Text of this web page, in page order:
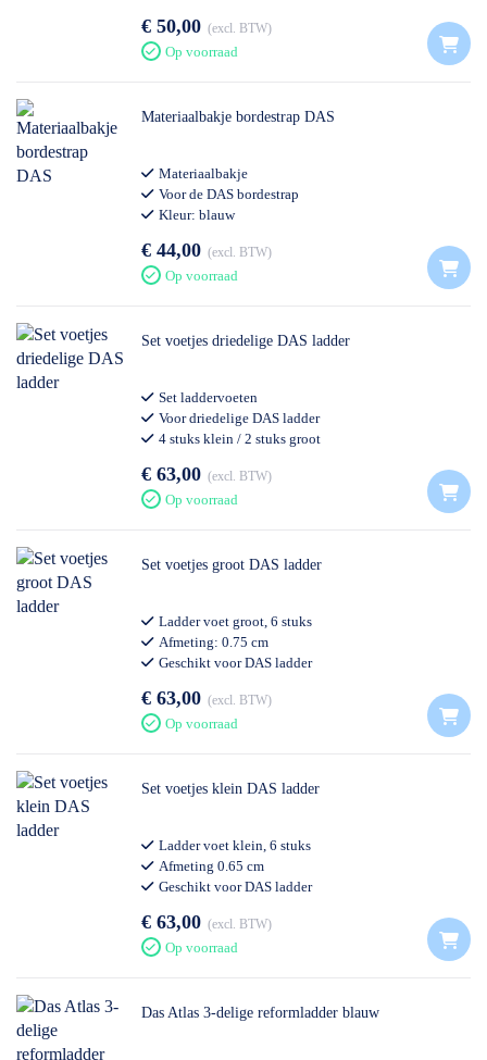
€ 50,00 excl. BTW
Op voorraad
Materiaalbakje bordestrap DAS
Materiaalbakje
Voor de DAS bordestrap
Kleur: blauw
€ 44,00 excl. BTW
Op voorraad
Set voetjes driedelige DAS ladder
Set laddervoeten
Voor driedelige DAS ladder
4 stuks klein / 2 stuks groot
€ 63,00 excl. BTW
Op voorraad
Set voetjes groot DAS ladder
Ladder voet groot, 6 stuks
Afmeting: 0.75 cm
Geschikt voor DAS ladder
€ 63,00 excl. BTW
Op voorraad
Set voetjes klein DAS ladder
Ladder voet klein, 6 stuks
Afmeting 0.65 cm
Geschikt voor DAS ladder
€ 63,00 excl. BTW
Op voorraad
Das Atlas 3-delige reformladder blauw